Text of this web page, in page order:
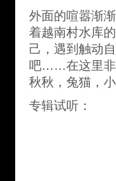
外面的喧嚣渐
着越南村水库
己，遇到触动
吧……在这里非
秋秋，兔猫，
专辑试听：